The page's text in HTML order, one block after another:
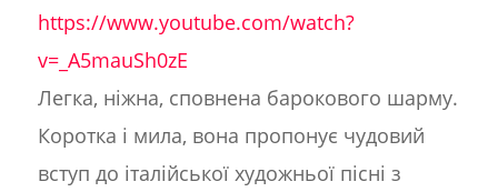
https://www.youtube.com/watch?
v=_A5mauSh0zE
Легка, ніжна, сповнена барокового шарму.
Коротка і мила, вона пропонує чудовий
вступ до італійської художньої пісні з